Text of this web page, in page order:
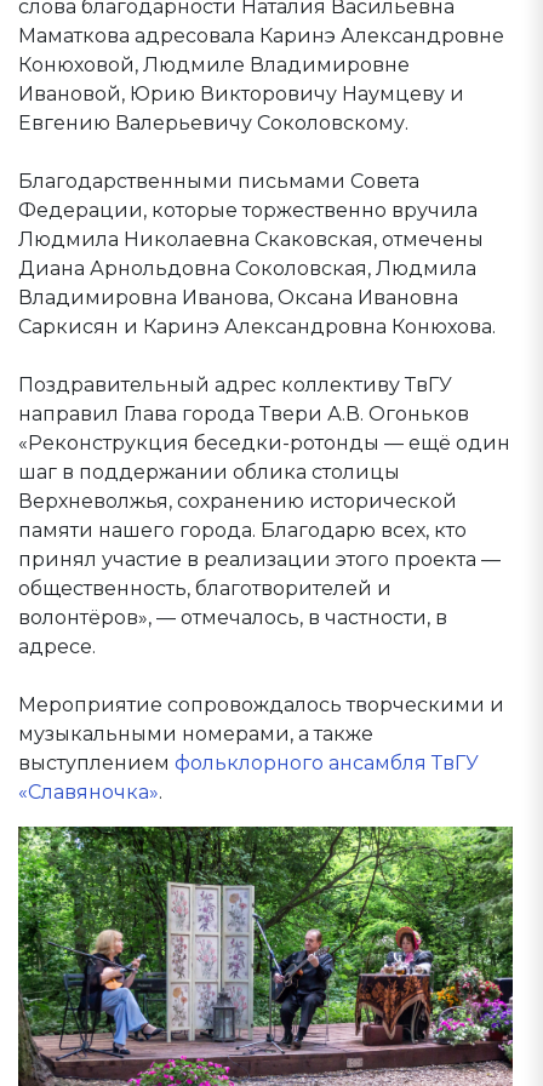
слова благодарности Наталия Васильевна
Маматкова адресовала Каринэ Александровне
Конюховой, Людмиле Владимировне
Ивановой, Юрию Викторовичу Наумцеву и
Евгению Валерьевичу Соколовскому.
Благодарственными письмами Совета
Федерации, которые торжественно вручила
Людмила Николаевна Скаковская, отмечены
Диана Арнольдовна Соколовская, Людмила
Владимировна Иванова, Оксана Ивановна
Саркисян и Каринэ Александровна Конюхова.
Поздравительный адрес коллективу ТвГУ
направил Глава города Твери А.В. Огоньков
«Реконструкция беседки-ротонды — ещё один
шаг в поддержании облика столицы
Верхневолжья, сохранению исторической
памяти нашего города. Благодарю всех, кто
принял участие в реализации этого проекта —
общественность, благотворителей и
волонтёров», — отмечалось, в частности, в
адресе.
Мероприятие сопровождалось творческими и
музыкальными номерами, а также
выступлением фольклорного ансамбля ТвГУ
«Славяночка».